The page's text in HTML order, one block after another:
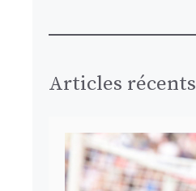
Articles récents